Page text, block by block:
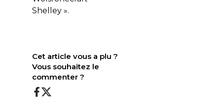
Shelley ».
Cet article vous a plu ?
Vous souhaitez le
commenter ?